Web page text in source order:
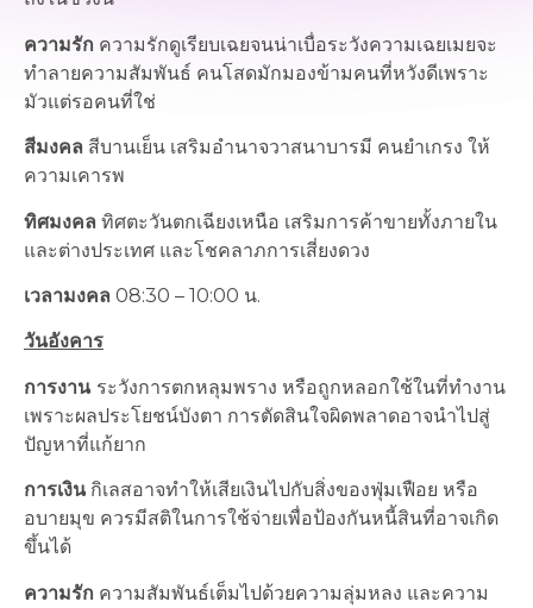
ความรัก ความรักดูเรียบเฉยจนน่าเบื่อระวังความเฉยเมยจะ
ทำลายความสัมพันธ์ คนโสดมักมองข้ามคนที่หวังดีเพราะ
มัวแต่รอคนที่ใช่
สีมงคล สีบานเย็น เสริมอำนาจวาสนาบารมี คนยำเกรง ให้
ความเคารพ
ทิศมงคล ทิศตะวันตกเฉียงเหนือ เสริมการค้าขายทั้งภายใน
และต่างประเทศ และโชคลาภการเสี่ยงดวง
เวลามงคล 08:30 – 10:00 น.
วันอังคาร
การงาน ระวังการตกหลุมพราง หรือถูกหลอกใช้ในที่ทำงาน
เพราะผลประโยชน์บังตา การตัดสินใจผิดพลาดอาจนำไปสู่
ปัญหาที่แก้ยาก
การเงินกิเลสอาจทำให้เสียเงินไปกับสิ่งของฟุ่มเฟือย หรือ
อบายมุข ควรมีสติในการใช้จ่ายเพื่อป้องกันหนี้สินที่อาจเกิด
ขึ้นได้
ความรัก ความสัมพันธ์เต็มไปด้วยความลุ่มหลง และความ